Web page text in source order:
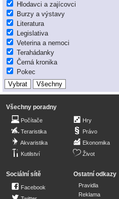
Hlodavci a zajícovci
Burzy a výstavy
Literatura
Legislativa
Veterina a nemoci
Terahádanky
Černá kronika
Pokec
Všechny poradny
Počítače
Teraristika
Akvaristika
Kutilství
Hry
Právo
Ekonomika
Život
Sociální sítě
Facebook
Ostatní odkazy
Pravidla
Reklama